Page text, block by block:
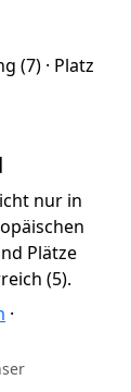
(7) · Platz
nur in
Plätze
(5).
·